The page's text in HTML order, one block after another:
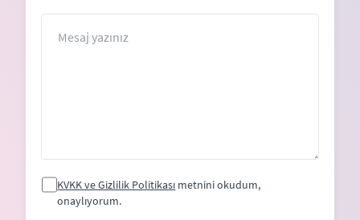
KVKK ve Gizlilik Politikası metnini okudum,
onaylıyorum.